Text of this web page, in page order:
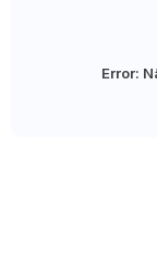
Error: